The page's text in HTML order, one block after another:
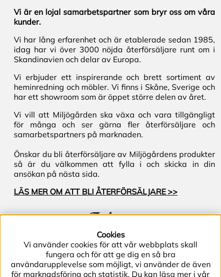
Vi är en lojal samarbetspartner som bryr oss om våra
kunder.
Vi har lång erfarenhet och är etablerade sedan 1985,
idag har vi över 3000 nöjda återförsäljare runt om i
Skandinavien och delar av Europa.
Vi erbjuder ett inspirerande och brett sortiment av
heminredning och möbler. Vi finns i Skåne, Sverige och
har ett showroom som är öppet större delen av året.
Vi vill att Miljögården ska växa och vara tillgängligt
för många och ser gärna fler återförsäljare och
samarbetspartners på marknaden.
Önskar du bli återförsäljare av Miljögårdens produkter
så är du välkommen att fylla i och skicka in din
ansökan på nästa sida.
LÄS MER OM ATT BLI ÅTERFÖRSÄLJARE >>
Följ oss
Cookies
Vi använder cookies för att vår webbplats skall
fungera och för att ge dig en så bra
användarupplevelse som möjligt, vi använder de även
för marknadsföring och statistik. Du kan läsa mer i vår